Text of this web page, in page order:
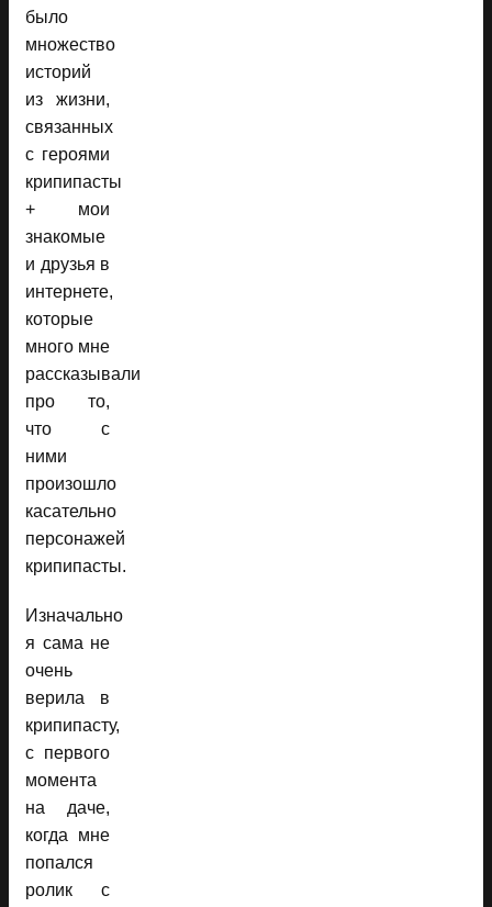
было
множество
историй
из жизни,
связанных
с героями
крипипасты
+ мои
знакомые
и друзья в
интернете,
которые
много мне
рассказывали
про то,
что с
ними
произошло
касательно
персонажей
крипипасты.
Изначально
я сама не
очень
верила в
крипипасту,
с первого
момента
на даче,
когда мне
попался
ролик с